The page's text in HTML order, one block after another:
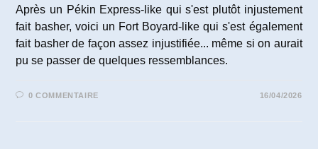
Après un Pékin Express-like qui s'est plutôt injustement
fait basher, voici un Fort Boyard-like qui s'est également
fait basher de façon assez injustifiée... même si on aurait
pu se passer de quelques ressemblances.
0 COMMENTAIRE 16/04/2026